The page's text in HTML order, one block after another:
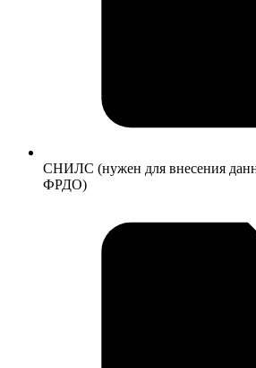
СНИЛС (нужен для внесения
ФРДО)